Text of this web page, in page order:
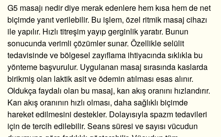
G5 masajı nedirdiye merak edenlere hem kısa hem de net
biçimde yanıt verilebilir. Bu işlem, özel ritmik masaj cihazı
ile yapılır. Hızlı titreşim yayıp gerginlik yaratır. Bunun
sonucunda verimli çözümler sunar. Özellikle selülit
tedavisinde ve bölgesel zayıflama ihtiyacında sıklıkla bu
yönteme başvurulur. Uygulanan masaj sırasında kaslarda
birikmiş olan laktik asit ve ödemin atılması esas alınır.
Oldukça faydalı olan bu masaj, kan akış oranını hızlandırır.
Kan akış oranının hızlı olması, daha sağlıklı biçimde
hareket edilmesini destekler. Dolayısıyla spazm tedavileri
için de tercih edilebilir. Seans süresi ve sayısı vücudun